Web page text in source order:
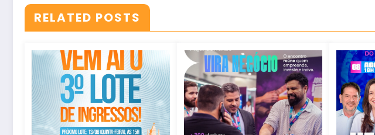
RELATED POSTS